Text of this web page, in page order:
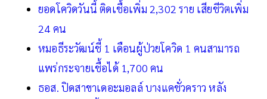
ยอดโควิดวันนี้ ติดเชื้อเพิ่ม 2,302 ราย เสียชีวิตเพิ่ม
24 คน
หมอธีระวัฒน์ชี้ 1 เดือนผู้ป่วยโควิด 1 คนสามารถ
แพร่กระจายเชื้อได้ 1,700 คน
ธอส. ปิดสาขาเดอะมอลล์ บางแคชั่วคราว หลัง